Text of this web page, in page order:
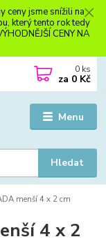
ceny jsme snížili na
který tento rok tedy
CENY NA
Menu
Hledat
0 ks
za 0 Kč
menší 4 x 2 cm
4 x 2